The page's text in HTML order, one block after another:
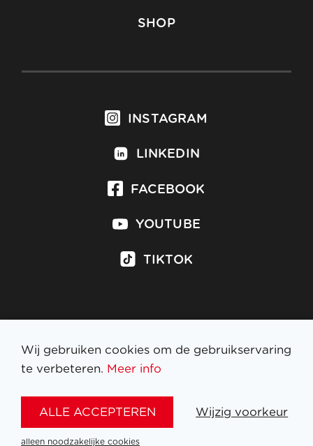
SHOP
INSTAGRAM
LINKEDIN
FACEBOOK
YOUTUBE
TIKTOK
Inschrijven op nieuwsbrief
Wij gebruiken cookies om de gebruikservaring
te verbeteren. Meer info
ALLE ACCEPTEREN Wijzig voorkeur
alleen noodzakelijke cookies